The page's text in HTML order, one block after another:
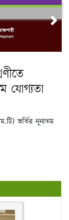
যোগ্যতা
ভর্তির নূন্যতম